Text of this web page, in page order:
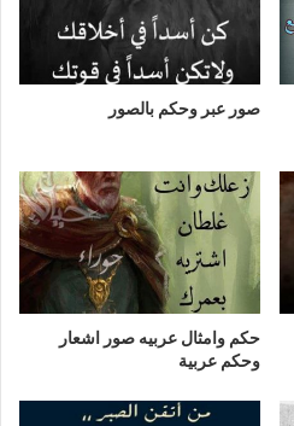
صور عبر وحكم بالصور
حكم وامثال عربيه صور اشعار
وحكم عربية